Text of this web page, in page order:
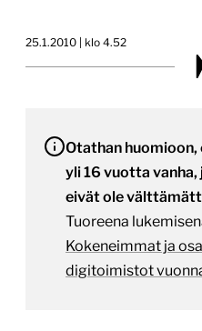
25.1.2010 | klo 4.52
Otathan
yli 16 vuotta
eivät ole
Tuoreena
Kokeneimmat ja
digitoimistot